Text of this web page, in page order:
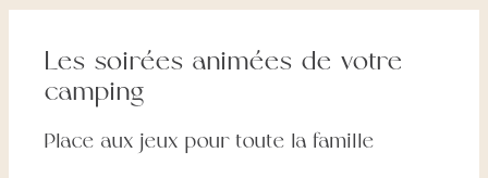
Les soirées animées de votre
camping
Place aux jeux pour toute la famille